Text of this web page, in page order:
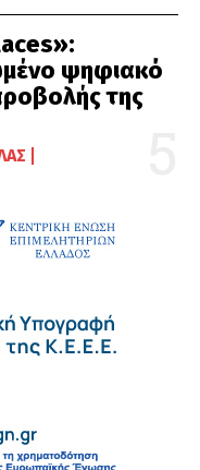
ψηφιακό
της